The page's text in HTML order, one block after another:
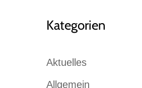
Kategorien
Aktuelles
Allgemein